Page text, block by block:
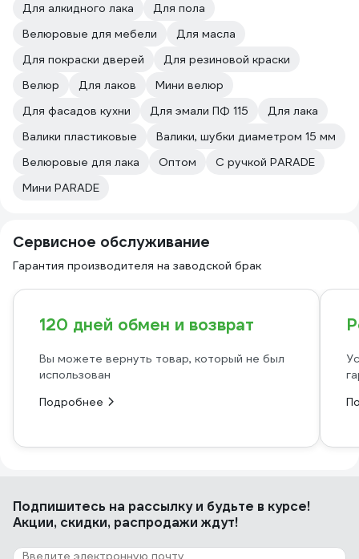
Для алкидного лака
Для пола
Велюровые для мебели
Для масла
Для покраски дверей
Для резиновой краски
Велюр
Для лаков
Мини велюр
Для фасадов кухни
Для эмали ПФ 115
Для лака
Валики пластиковые
Валики, шубки диаметром 15 мм
Велюровые для лака
Оптом
С ручкой PARADE
Мини PARADE
Сервисное обслуживание
Гарантия производителя на заводской брак
120 дней обмен и возврат
Вы можете вернуть товар, который не был
использован
Подробнее
Подпишитесь на рассылкуи будьте в курсе!
Акции, скидки, распродажи ждут!